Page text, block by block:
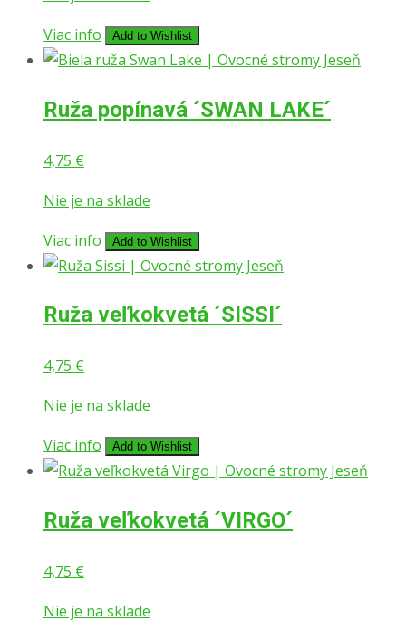
Viac info
Add to Wishlist
Ruža popínavá ´SWAN LAKE´
4,75 €
Nie je na sklade
Viac info
Add to Wishlist
Ruža veľkokvetá ´SISSI´
4,75 €
Nie je na sklade
Viac info
Add to Wishlist
Ruža veľkokvetá ´VIRGO´
4,75 €
Nie je na sklade